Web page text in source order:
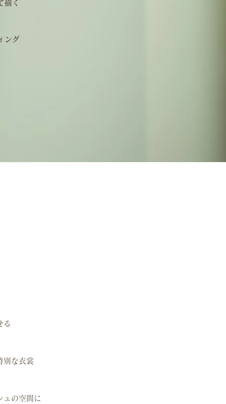
描く
ング
る
別な衣裳
ュの空間に